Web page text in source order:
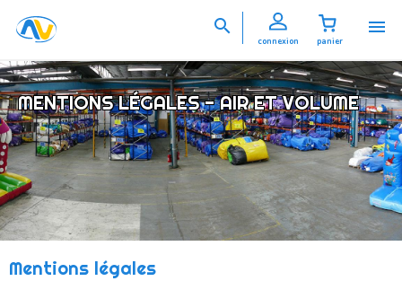

panier
connexion

MENTIONS LÉGALES - AIR ET VOLUME
Mentions légales